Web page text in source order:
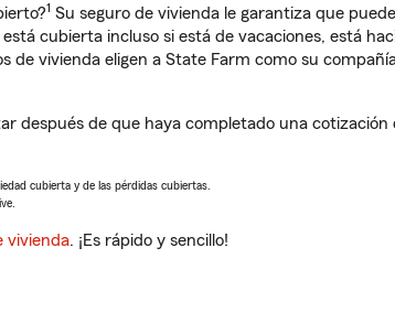
1 Su seguro de vivienda le garantiza que
está cubierta incluso si está de vacaciones, está
de vivienda eligen a State Farm como su
después de que haya completado una
cubierta y de las pérdidas cubiertas.
vivienda. ¡Es rápido y sencillo!